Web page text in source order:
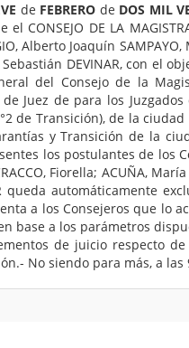
de FEBRERO de DOS MIL
CONSEJO DE LA
Alberto Joaquín
DEVINAR, con el
del Consejo de la
Juez de para los
de Transición), de la
y Transición de la
los postulantes de los
Fiorella; ACUÑA,
queda automáticamente
a los Consejeros que lo
base a los parámetros
de juicio respecto
No siendo para más, a